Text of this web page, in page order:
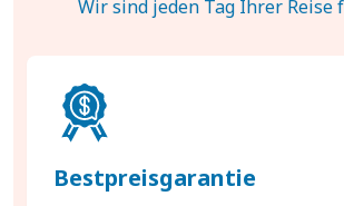
Wir sind jeden Tag Ihrer Reise
Bestpreisgarantie